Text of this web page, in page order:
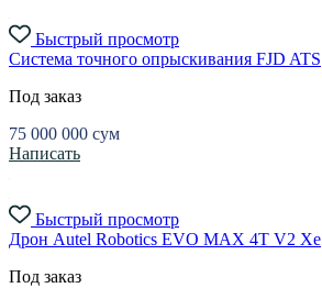
Быстрый просмотр
Система точного опрыскивания FJD ATS
Под заказ
75 000 000 сум
Написать
Быстрый просмотр
Дрон Autel Robotics EVO MAX 4T V2 Xe
Под заказ